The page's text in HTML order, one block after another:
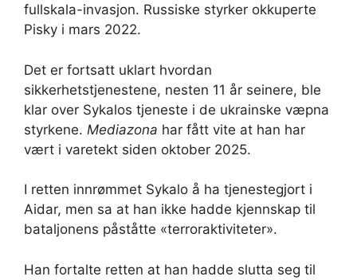
fullskala-invasjon. Russiske styrker okkuperte
Pisky i mars 2022.
Det er fortsatt uklart hvordan
sikkerhetstjenestene, nesten 11 år seinere, ble
klar over Sykalos tjeneste i de ukrainske væpna
styrkene. Mediazona har fått vite at han har
vært i varetekt siden oktober 2025.
I retten innrømmet Sykalo å ha tjenestegjort i
Aidar, men sa at han ikke hadde kjennskap til
bataljonens påståtte «terroraktiviteter».
Han fortalte retten at han hadde slutta seg til